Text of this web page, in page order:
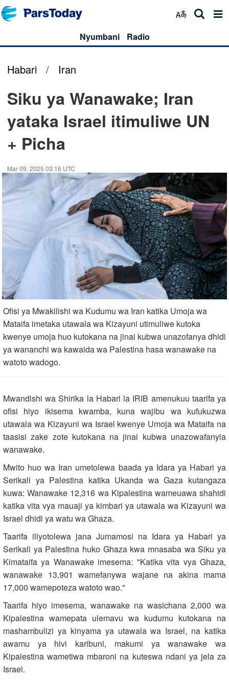
Nyumbani Radio
Habari / Iran
Siku ya Wanawake; Iran
yataka Israel itimuliwe UN
+ Picha
Mar 09, 2025 03:16 UTC
Ofisi ya Mwakilishi wa Kudumu wa Iran katika Umoja wa
Mataifa imetaka utawala wa Kizayuni utimuliwe kutoka
kwenye umoja huo kutokana na jinai kubwa unazofanya dhidi
ya wananchi wa kawaida wa Palestina hasa wanawake na
watoto wadogo.
Mwandishi wa Shirika la Habari la IRIB amenukuu taarifa ya
ofisi hiyo ikisema kwamba, kuna wajibu wa kufukuzwa
utawala wa Kizayuni wa Israel kwenye Umoja wa Mataifa na
taasisi zake zote kutokana na jinai kubwa unazowafanyia
wanawake.
Mwito huo wa Iran umetolewa baada ya Idara ya Habari ya
Serikali ya Palestina katika Ukanda wa Gaza kutangaza
kuwa: Wanawake 12,316 wa Kipalestina wameuawa shahidi
katika vita vya mauaji ya kimbari ya utawala wa Kizayuni wa
Israel dhidi ya watu wa Ghaza.
Taarifa iliyotolewa jana Jumamosi na Idara ya Habari ya
Serikali ya Palestina huko Ghaza kwa mnasaba wa Siku ya
Kimataifa ya Wanawake imesema: "Katika vita vya Ghaza,
wanawake 13,901 wamefanywa wajane na akina mama
17,000 wamepoteza watoto wao."
Taarifa hiyo imesema, wanawake na wasichana 2,000 wa
Kipalestina wamepata ulemavu wa kudumu kutokana na
mashambulizi ya kinyama ya utawala wa Israel, na katika
awamu ya hivi karibuni, makumi ya wanawake wa
Kipalestina wametiwa mbaroni na kuteswa ndani ya jela za
Israel.